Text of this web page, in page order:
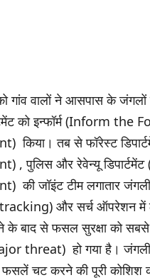
को गांव वालों ने आसपास के
को इन्फॉर्म (Inform the
किया। तब से फॉरेस्ट
, पुलिस और रेवेन्यू
की जॉइंट टीम लगातार जंगली
और सर्च ऑपरेशन में
के बाद से फसल सुरक्षा को सबसे
threat) हो गया है।
चट करने की पूरी कोशिश